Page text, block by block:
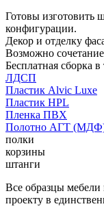
Готовы изготовить
конфигурации.
Декор и отделку
Возможно
Бесплатная сборка
ЛДСП
Пластик Alvic Luxe
Пластик HPL
Пленка ПВХ
Полотно АГТ
полки
корзины
штанги
Все образцы
проекту в